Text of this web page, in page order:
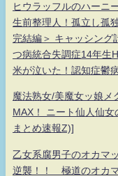
ヒウラッフルのハーニ
生前整理人！孤立し孤
完結編＞ キャッシング
つ病統合失調症14年生
米が泣いた！認知症鬱
魔法熟女/美魔女ッ娘メ
MAX！ ニート仙人仙
まとめ速報Z)]
乙女系腐男子のオカマ
逆襲！！ 極道のオカマ